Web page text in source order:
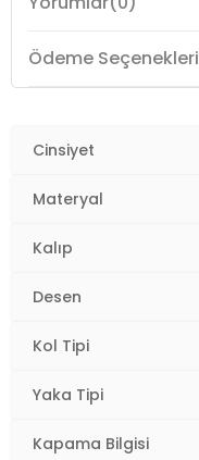
Kumaş Tipi:Dokuma
Boy:Standart
Yaş Grubu:
Menşei:Türkiye
Ödeme Seçenekleri
Cinsiyet
Materyal
Kalıp
Desen
Kol Tipi
Yaka Tipi
Kapama Bilgisi